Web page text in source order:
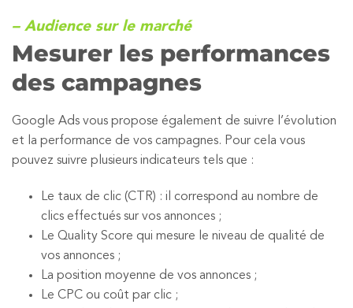
– Audience sur le marché
Mesurer les performances
des campagnes
Google Ads vous propose également de suivre l’évolution
et la performance de vos campagnes. Pour cela vous
pouvez suivre plusieurs indicateurs tels que :
Le taux de clic (CTR) : il correspond au nombre de
clics effectués sur vos annonces ;
Le Quality Score qui mesure le niveau de qualité de
vos annonces ;
La position moyenne de vos annonces ;
Le CPC ou coût par clic ;